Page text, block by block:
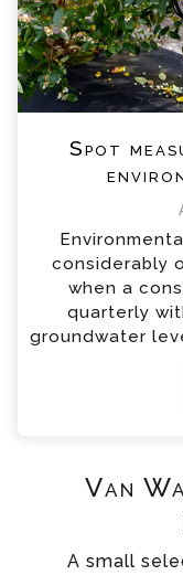
Spot
considerably
when a
quarterly
groundwater
Van
A small